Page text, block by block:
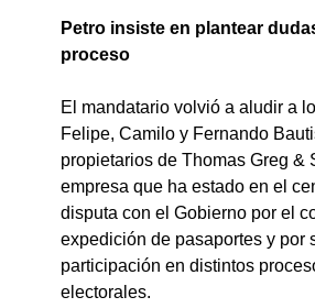
Petro insiste en plantear
proceso
El mandatario volvió a aludir a
Felipe, Camilo y Fernando
propietarios de Thomas Greg &
empresa que ha estado en el
disputa con el Gobierno por el
expedición de pasaportes y por
participación en distintos
electorales.